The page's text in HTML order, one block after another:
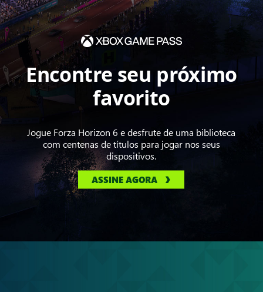
Encontre seu próximo
favorito
Jogue Forza Horizon 6 e desfrute de uma biblioteca
com centenas de títulos para jogar nos seus
dispositivos.
ASSINE AGORA